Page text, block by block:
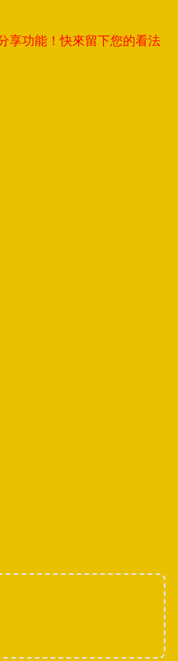
快來留下您的看法，與全